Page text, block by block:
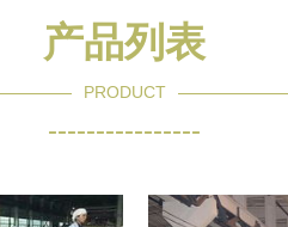
产品列表
PRODUCT
----------------